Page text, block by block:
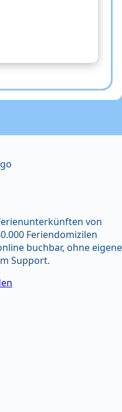
von
Feriendomizilen
buchbar, ohne eigene
Support.